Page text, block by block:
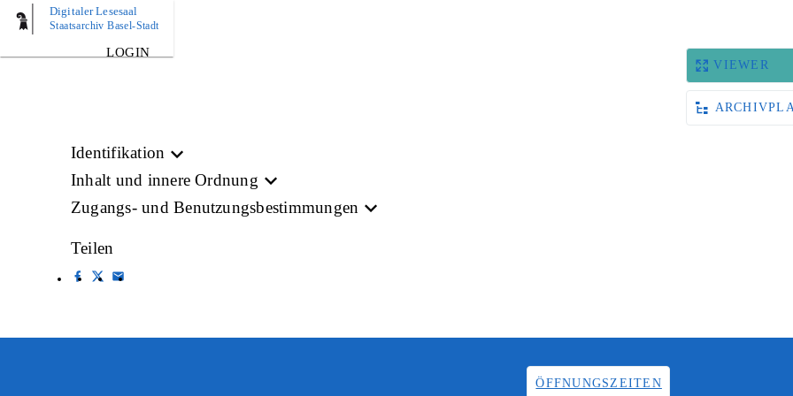
Digitaler Lesesaal
Staatsarchiv Basel-Stadt
LOGIN
BILD
VIEWER
Identifikation
Inhalt und innere Ordnung
Zugangs- und Benutzungsbestimmungen
Teilen
ÖFFNUNGSZEITEN